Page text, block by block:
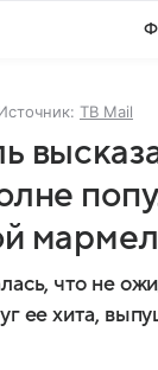
ТВ Mail
что не
ее хита,